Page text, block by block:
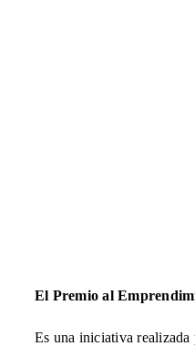
El Premio al
Es una iniciativa